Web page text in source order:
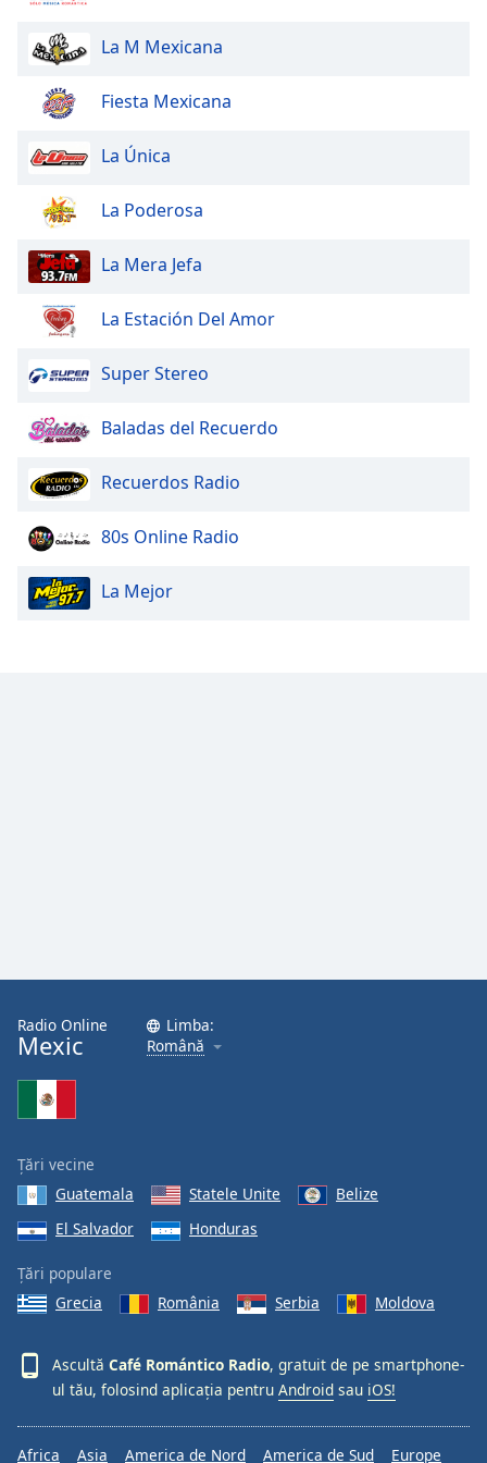
dialog
window.
window.
Text
Text
Background
Color
Opacity
Caption
Family
Reset
Done
Dialog
End
dialog
window.
La M Mexicana
Fiesta Mexicana
La Única
La Poderosa
La Mera Jefa
La Estación Del Amor
Super Stereo
Baladas del Recuerdo
Recuerdos Radio
80s Online Radio
La Mejor
Radio Online
Mexic
Limba:
Română
Țări vecine
Guatemala
Statele Unite
Belize
El Salvador
Honduras
Țări populare
Grecia
România Serbia Moldova
Ascultă Café Romántico Radio, gratuit de pe smartphone-
ul tău, folosind aplicația pentru Android sau iOS!
Africa Asia America de Nord America de Sud Europe